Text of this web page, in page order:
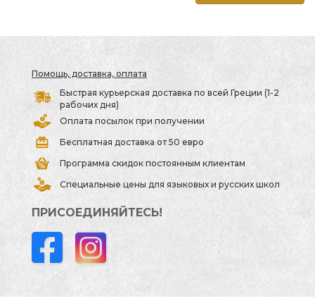
Помощь, доставка, оплата
Быстрая курьерская доставка по всей Греции (1-2
рабочих дня)
Оплата посылок при получении
Бесплатная доставка от 50 евро
Программа скидок постоянным клиентам
Специальные цены для языковых и русских школ
ПРИСОЕДИНЯЙТЕСЬ!